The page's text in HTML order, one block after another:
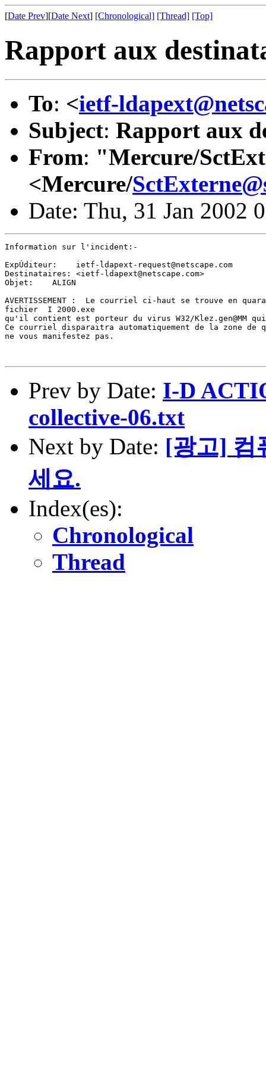
[Date Prev][Date Next] [Chronological] [Thread] [Top]
Rapport aux
To: <ietf-
Subject: Rapport aux
From: "Mercure/
<Mercure/
Date: Thu, 31 Jan 2002
Information sur l'incident:-
ExpÚditeur:    ietf-ldapext-request@netscape.com
Destinataires: <ietf-ldapext@netscape.com>
Objet:    ALIGN
AVERTISSEMENT :  Le courriel ci-haut se trouve en
fichier  I 2000.exe
qu'il contient est porteur du virus W32/Klez.gen@MM
Ce courriel disparaitra automatiquement de la zone de
ne vous manifestez pas.
Prev by Date: I-D
collective-06.txt
Next by Date: [광고] 컴
세요.
Index(es):
Chronological
Thread